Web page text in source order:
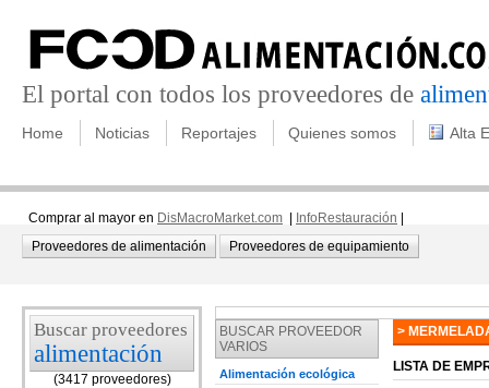
El portal con todos los proveedores de
Home Noticias Reportajes Quienes somos Alta
Comprar al mayor en DisMacroMarket.com InfoRestauración
Proveedores de alimentación
Proveedores de equipamiento
Buscar proveedores
alimentación
(3417 proveedores)
BUSCAR PROVEEDOR
VARIOS
Alimentación ecológica
>
LISTA DE